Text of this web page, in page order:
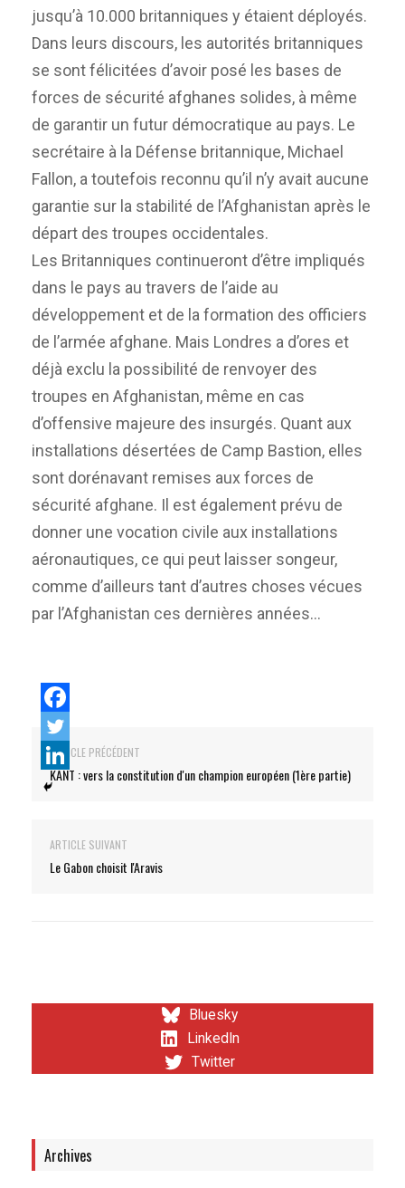
jusqu’à 10.000 britanniques y étaient déployés.
Dans leurs discours, les autorités britanniques
se sont félicitées d’avoir posé les bases de
forces de sécurité afghanes solides, à même
de garantir un futur démocratique au pays. Le
secrétaire à la Défense britannique, Michael
Fallon, a toutefois reconnu qu’il n’y avait aucune
garantie sur la stabilité de l’Afghanistan après le
départ des troupes occidentales.
Les Britanniques continueront d’être impliqués
dans le pays au travers de l’aide au
développement et de la formation des officiers
de l’armée afghane. Mais Londres a d’ores et
déjà exclu la possibilité de renvoyer des
troupes en Afghanistan, même en cas
d’offensive majeure des insurgés. Quant aux
installations désertées de Camp Bastion, elles
sont dorénavant remises aux forces de
sécurité afghane. Il est également prévu de
donner une vocation civile aux installations
aéronautiques, ce qui peut laisser songeur,
comme d’ailleurs tant d’autres choses vécues
par l’Afghanistan ces dernières années…
ARTICLE PRÉCÉDENT
KANT : vers la constitution d'un champion européen (1ère partie)
ARTICLE SUIVANT
Le Gabon choisit l'Aravis
Bluesky
LinkedIn
Twitter
Archives